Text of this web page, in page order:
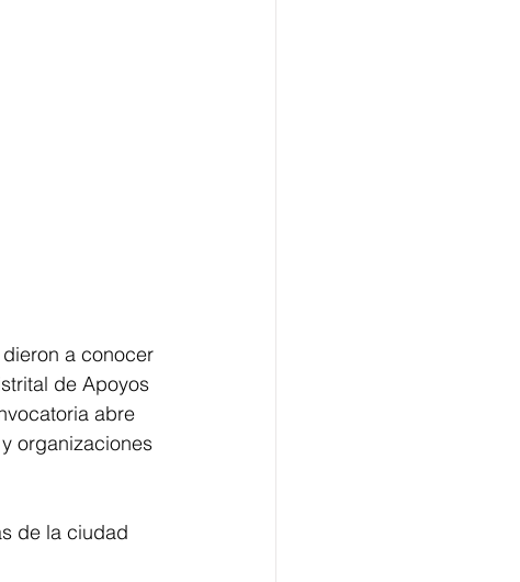
a conocer
de Apoyos
abre
organizaciones
de la ciudad